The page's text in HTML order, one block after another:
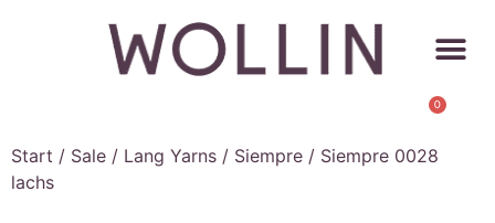
0
Start / Sale / Lang Yarns / Siempre / Siempre 0028
lachs